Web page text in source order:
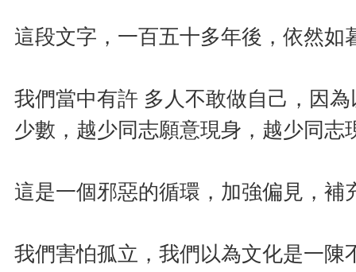
這段文字，一百五十多年後，依然如
我們當中有許 多人不敢做自己，因
少數，越少同志願意現身，越少同
這是一個邪惡的循環，加強偏見，補
我們害怕孤立，我們以為文化是一